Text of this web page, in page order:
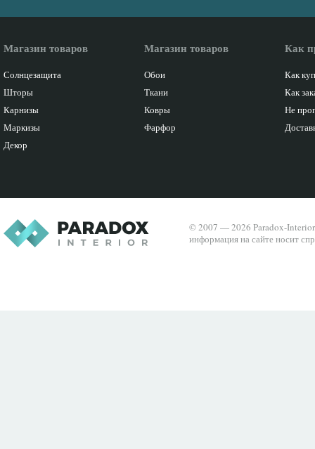
Магазин товаров
Солнцезащита
Шторы
Карнизы
Маркизы
Декор
Магазин товаров
Обои
Ткани
Ковры
Фарфор
Как
Как
Как
Не
© 2007 — 2026 Paradox-
информация на сайте носит